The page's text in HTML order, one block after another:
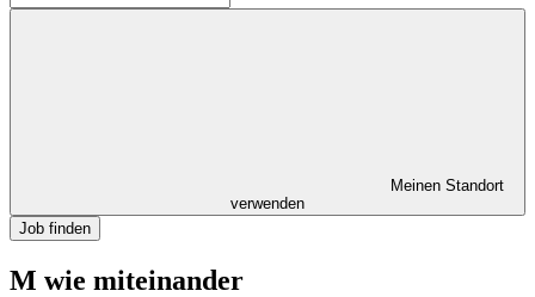
Meinen Standort
verwenden
Job finden
M wie miteinander